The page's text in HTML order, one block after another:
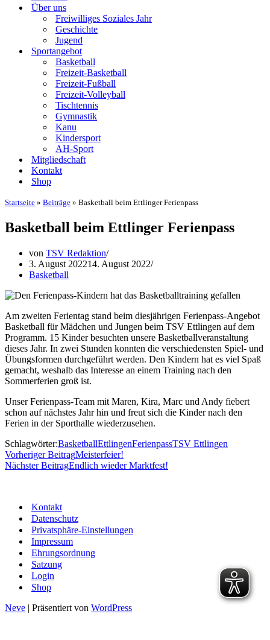
Über uns
Freiwilliges Soziales Jahr
Geschichte
Jugend
Sportangebot
Basketball
Freizeit-Basketball
Freizeit-Fußball
Freizeit-Volleyball
Tischtennis
Gymnastik
Kanu
Kindersport
AH-Sport
Mitgliedschaft
Kontakt
Shop
Startseite » Beiträge » Basketball beim Ettlinger Ferienpass
Basketball beim Ettlinger Ferienpass
von TSV Redaktion
3. August 202214. August 2022
Basketball
Am zweiten Ferientag stand beim diesjährigen Ferienpass-Angebot
Basketball für Mädchen und Jungen beim TSV Ettlingen auf dem
Programm. 15 Kinder besuchten unsere Basketballveranstaltung
dieses Jahr. In zwei Stunden konnten die verschiedensten Spiel- und
Übungsformen durchgeführt werden. Den Kindern hat es viel Spaß
gemacht, weshalb das Interesse an einem Training nach den
Sommerferien groß ist.
Unser Ferienpass-Team mit Maren, Kira, Marc und Andy fiebert
schon auf nächstes Jahr hin und freut sich die Kinder nach den
Ferien in der Sporthalle wiederzusehen.
Schlagwörter:BasketballEttlingenFerienpassTSV Ettlingen
Vorheriger BeitragMeisterfeier!
Nächster BeitragEndlich wieder Marktfest!
Kontakt
Datenschutz
Privatsphäre-Einstellungen
Impressum
Ehrungsordnung
Satzung
Login
Shop
Neve | Präsentiert von WordPress